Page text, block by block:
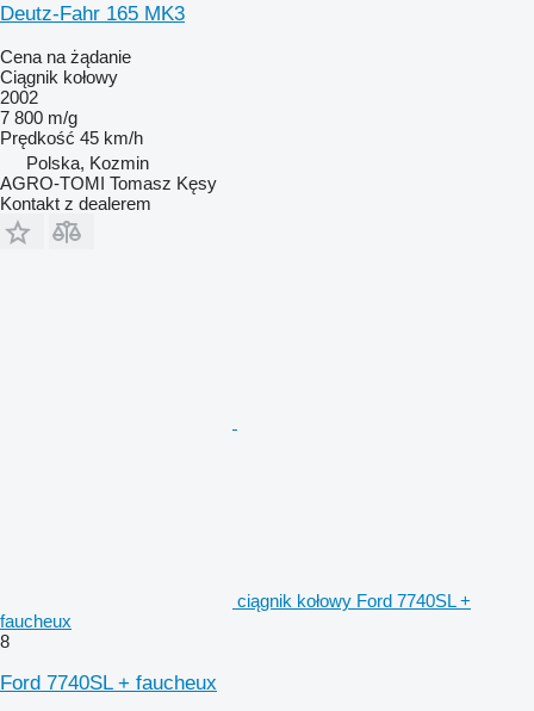
Deutz-Fahr 165 MK3
Cena na żądanie
Ciągnik kołowy
2002
7 800 m/g
Prędkość 45 km/h
Polska, Kozmin
AGRO-TOMI Tomasz Kęsy
Kontakt z dealerem
ciągnik kołowy Ford 7740SL +
faucheux
8
Ford 7740SL + faucheux